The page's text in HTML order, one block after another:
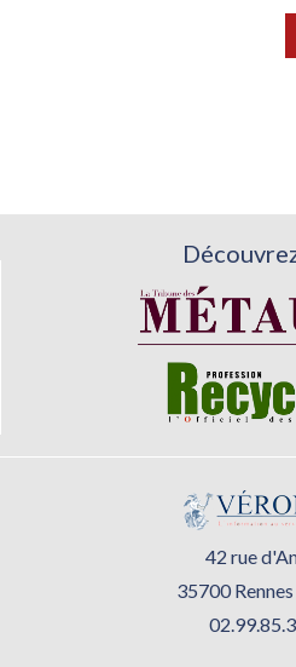
persistante de la filière
segment de la
42 rue
35700